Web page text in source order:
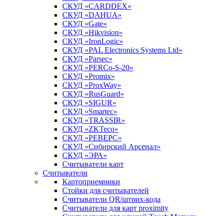
СКУД «CARDDEX»
СКУД «DAHUA»
СКУД «Gate»
СКУД «Hikvision»
СКУД «IronLogic»
СКУД «PAL Electronics Systems Ltd»
СКУД «Parsec»
СКУД «PERCo-S-20»
СКУД «Promix»
СКУД «ProxWay»
СКУД «RusGuard»
СКУД «SIGUR»
СКУД «Smartec»
СКУД «TRASSIR»
СКУД «ZKTeco»
СКУД «РЕВЕРС»
СКУД «Сибирский Арсенал»
СКУД «ЭРА»
Считыватели карт
Считыватели
Картоприемники
Стойки для считывателей
Считыватели QR/штрих-кода
Считыватели для карт proximity